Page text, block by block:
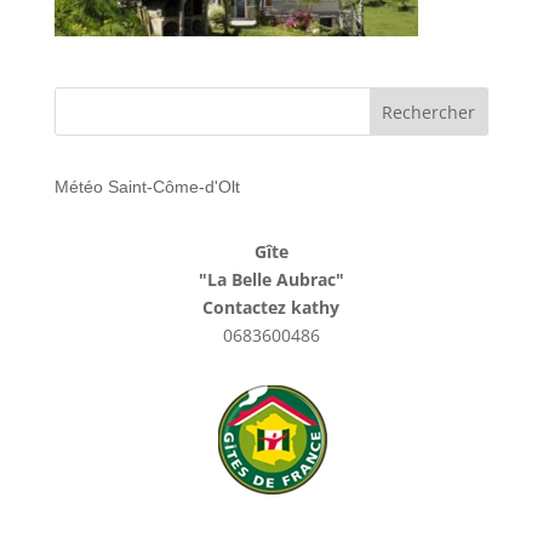
Météo Saint-Côme-d'Olt
Gîte
"La Belle Aubrac"
Contactez kathy
0683600486